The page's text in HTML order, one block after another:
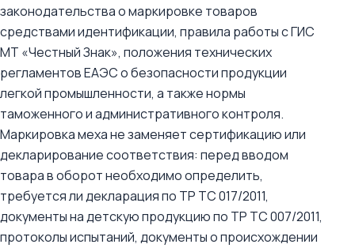
законодательства о маркировке товаров
средствами идентификации, правила работы с ГИС
МТ «Честный Знак», положения технических
регламентов ЕАЭС о безопасности продукции
легкой промышленности, а также нормы
таможенного и административного контроля.
Маркировка меха не заменяет сертификацию или
декларирование соответствия: перед вводом
товара в оборот необходимо определить,
требуется ли декларация по ТР ТС 017/2011,
документы на детскую продукцию по ТР ТС 007/2011,
протоколы испытаний, документы о происхождении